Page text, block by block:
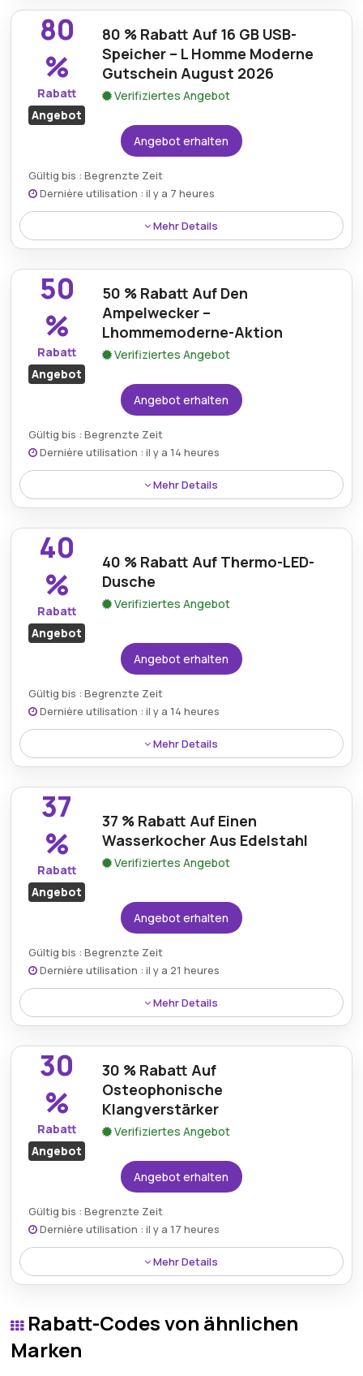
sich bis zu 85 % Rabatt auf eine große Auswahl an
Artikeln, darunter Technik, Haushaltswaren und
Accessoires.
80
%
Rabatt
Angebot
80 % Rabatt Auf 16 GB USB-
Speicher – L Homme Moderne
Gutschein August 2026
Verifiziertes Angebot
Angebot erhalten
Gültig bis : Begrenzte Zeit
Dernière utilisation : il y a 7 heures
Mehr Details
Profitieren Sie von 80 % Rabatt auf den 16-GB-USB-
Speicher – ein tolles Angebot zum einfachen
Speichern und Übertragen von Dateien – jetzt zu
einem stark reduzierten Preis.
50
%
Rabatt
Angebot
50 % Rabatt Auf Den
Ampelwecker –
Lhommemoderne-Aktion
Verifiziertes Angebot
Angebot erhalten
Gültig bis : Begrenzte Zeit
Dernière utilisation : il y a 14 heures
Mehr Details
Sichern Sie sich 50 % Rabatt auf den Ampelwecker,
ein praktisches und praktisches Gadget, das Ihnen
hilft, jeden Tag pünktlich aufzuwachen – jetzt zum
halben Preis.
40
%
Rabatt
Angebot
40 % Rabatt Auf Thermo-LED-
Dusche
Verifiziertes Angebot
Angebot erhalten
Gültig bis : Begrenzte Zeit
Dernière utilisation : il y a 14 heures
Mehr Details
Sparen Sie 40 % auf die Thermo-LED-Dusche – ein
modernes Duscherlebnis mit LED-Beleuchtung und
Temperaturregelung – jetzt zu einem reduzierten
37
%
Rabatt
Angebot
37 % Rabatt Auf Einen
Wasserkocher Aus Edelstahl
Verifiziertes Angebot
Angebot erhalten
Gültig bis : Begrenzte Zeit
Dernière utilisation : il y a 21 heures
Mehr Details
Sichern Sie sich 37 % Rabatt auf den Edelstahl-
Wasserkocher, einen eleganten Wasserkocher, der
Wasser schnell und effizient zum Kochen bringt –
jetzt zum reduzierten Preis.
30
%
Rabatt
Angebot
30 % Rabatt Auf
Osteophonische
Klangverstärker
Verifiziertes Angebot
Angebot erhalten
Gültig bis : Begrenzte Zeit
Dernière utilisation : il y a 17 heures
Mehr Details
Sichern Sie sich 30 % Rabatt auf den Osteophonic
Klangverstärkung – jetzt zum reduzierten Preis
erhältlich.
Rabatt-Codes von ähnlichen
Marken